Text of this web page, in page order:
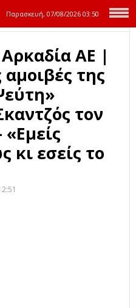
Παρασκευή, 07/08/2026 03:50
ΑΕ |
αμοιβές της
τον
κι εσείς το